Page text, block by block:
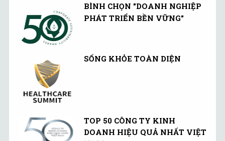
BÌNH CHỌN "DOANH NGHIỆP
PHÁT TRIỂN BỀN VỮNG"
SỐNG KHỎE TOÀN DIỆN
TOP 50 CÔNG TY KINH
DOANH HIỆU QUẢ NHẤT VIỆT